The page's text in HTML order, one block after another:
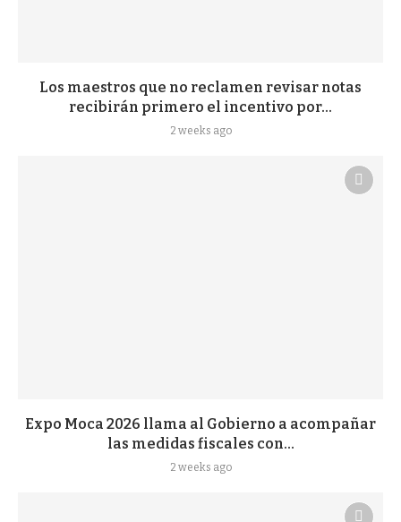
Los maestros que no reclamen revisar notas
recibirán primero el incentivo por...
2 weeks ago
Expo Moca 2026 llama al Gobierno a acompañar
las medidas fiscales con...
2 weeks ago